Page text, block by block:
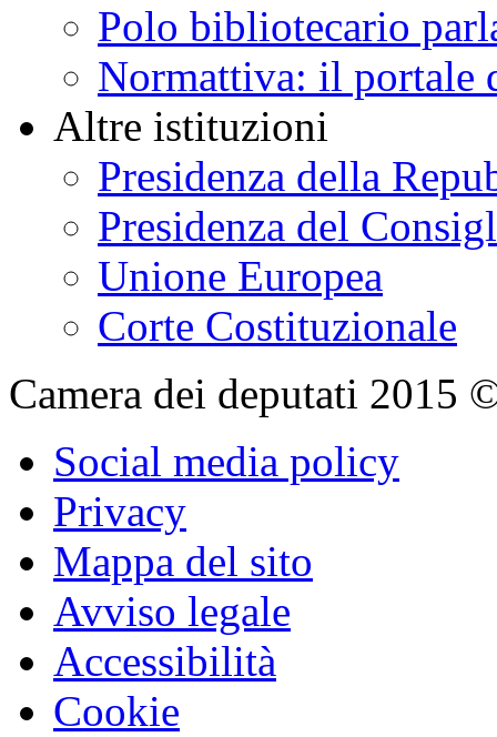
Polo bibliotecario
Normattiva: il portale
Altre istituzioni
Presidenza della
Presidenza del
Unione Europea
Corte Costituzionale
Camera dei deputati
Social media policy
Privacy
Mappa del sito
Avviso legale
Accessibilità
Cookie